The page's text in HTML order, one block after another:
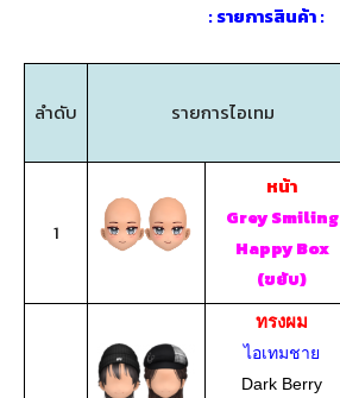
: รายการสินค้า :
ลำดับ รายการไอเทม
1
หน้า
Grey Smiling
Happy Box
(ขยับ)
ทรงผม
ไอเทมชาย
Dark Berry